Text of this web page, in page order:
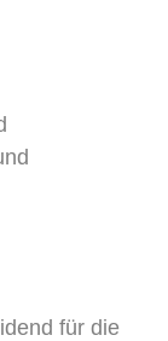
für die